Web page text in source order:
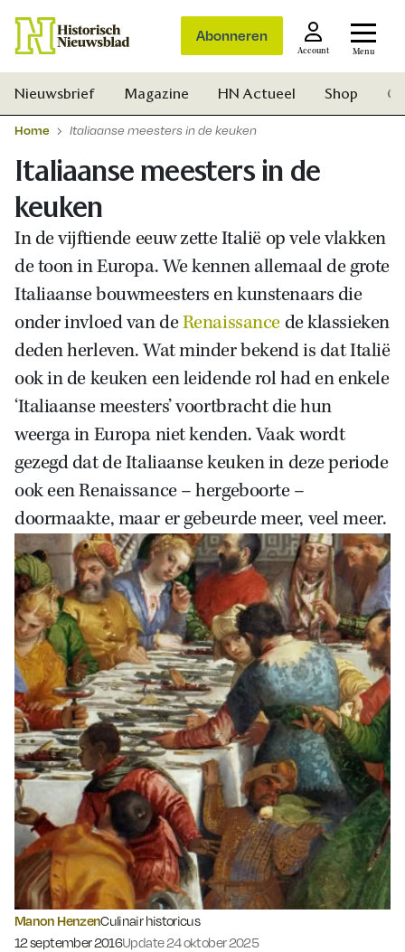
Abonneren
Account Menu
Zoek
Nieuwsbrief Magazine HN Actueel Shop
Home Italiaanse meesters in de keuken
Italiaanse meesters in de
keuken
In de vijftiende eeuw zette Italië op vele vlakken
de toon in Europa. We kennen allemaal de grote
Italiaanse bouwmeesters en kunstenaars die
onder invloed van deRenaissancede klassieken
deden herleven. Wat minder bekend is dat Italië
ook in de keuken een leidende rol had en enkele
‘Italiaanse meesters’ voortbracht die hun
weerga in Europa niet kenden. Vaak wordt
gezegd dat de Italiaanse keuken in deze periode
ook een Renaissance – hergeboorte –
doormaakte, maar er gebeurde meer, veel meer.
Manon HenzenCulinair historicus
Gepubliceerd op:
12 september 2016Update 24 oktober 2025